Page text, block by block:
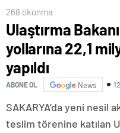
268 okunma
Ulaştırma
yollarına 22,1
yapıldı
ABONE OL News
SAKARYA’da yeni nesil
teslim törenine katılan